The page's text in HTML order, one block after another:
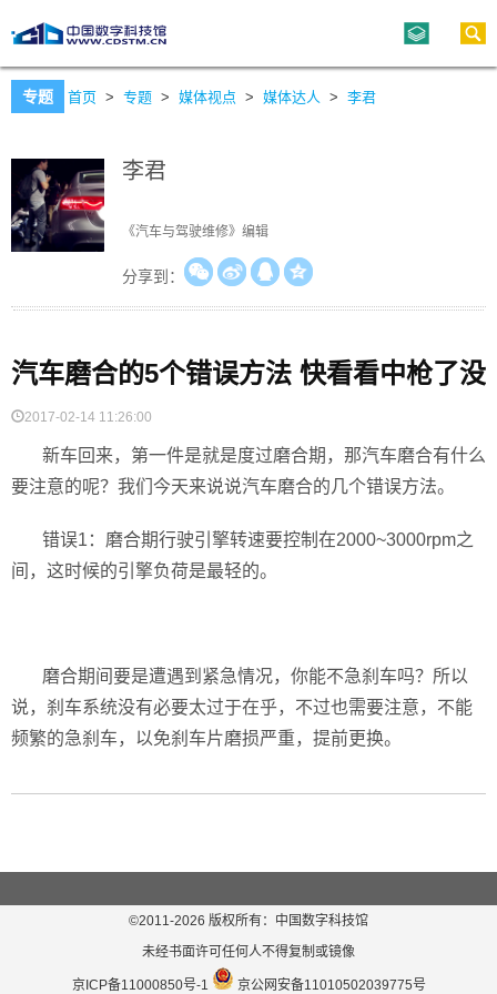
专题 首页 > 专题 > 媒体视点 > 媒体达人 > 李君
李君
《汽车与驾驶维修》编辑
分享到：
汽车磨合的5个错误方法 快看看中枪了没
2017-02-14 11:26:00
新车回来，第一件是就是度过磨合期，那汽车磨合有什么
要注意的呢？我们今天来说说汽车磨合的几个错误方法。
错误1 ：磨合期行驶引擎转速要控制在2000~3000rpm之
间，这时候的引擎负荷是最轻的。
磨合期间要是遭遇到紧急情况，你能不急刹车吗？所以
说，刹车系统没有必要太过于在乎，不过也需要注意，不能
频繁的急刹车，以免刹车片磨损严重，提前更换。
©2011-2026 版权所有：中国数字科技馆
未经书面许可任何人不得复制或镜像
京ICP备11000850号-1 京公网安备11010502039775号